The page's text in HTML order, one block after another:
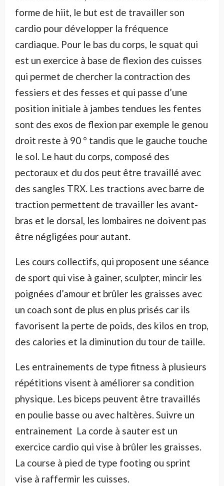
forme de hiit, le but est de travailler son
cardio pour développer la fréquence
cardiaque. Pour le bas du corps, le squat qui
est un exercice à base de flexion des cuisses
qui permet de chercher la contraction des
fessiers et des fesses et qui passe d’une
position initiale à jambes tendues les fentes
sont des exos de flexion par exemple le genou
droit reste à 90 ° tandis que le gauche touche
le sol. Le haut du corps, composé des
pectoraux et du dos peut être travaillé avec
des sangles TRX. Les tractions avec barre de
traction permettent de travailler les avant-
bras et le dorsal, les lombaires ne doivent pas
être négligées pour autant.
Les cours collectifs, qui proposent une séance
de sport qui vise à gainer, sculpter, mincir les
poignées d’amour et brûler les graisses avec
un coach sont de plus en plus prisés car ils
favorisent la perte de poids, des kilos en trop,
des calories et la diminution du tour de taille.
Les entrainements de type fitness à plusieurs
répétitions visent à améliorer sa condition
physique. Les biceps peuvent être travaillés
en poulie basse ou avec haltères. Suivre un
entrainement La corde à sauter est un
exercice cardio qui vise à brûler les graisses.
La course à pied de type footing ou sprint
vise à raffermir les cuisses.